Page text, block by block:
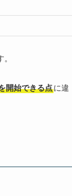
開始できる点に違